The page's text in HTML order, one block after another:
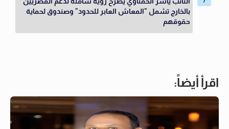
بالخارج تشمل "المعاش العابر للحدود" وصندوق لحماية
حقوقهم
اقرأ أيضاً: